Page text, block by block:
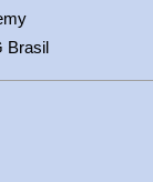
Brasil